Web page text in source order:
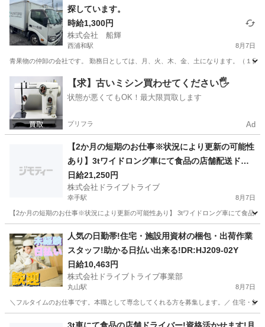
探しています。
時給1,300円
株式会社 船輝
西浦和駅 8月7日
青果物の仲卸の会社です。 勤務日としては、月、火、木、金、土になります。（１
埼玉 さいたま市 西浦和駅 ドライバー 社会福祉法人
【求】古いミシン買わせてください🖐️
状態が悪くてもOK！最大限買取します
プリフラ Ad
【2か月の短期のお仕事※状況により更新の可能性
あり】3tワイドロング車にて食品の店舗配送ドラ
イバー!週休2日!!経験活かせます!DR:HJ278-01Y
日給21,250円
株式会社ドライブトライブ
幸手駅 8月7日
【2か月の短期のお仕事※状況により更新の可能性あり】 3tワイドロング車にて食
幸手駅 ドライバー 短期
人気の日勤帯!住宅・施設用資材の梱包・出荷作業
スタッフ!助かる日払い出来る!DR:HJ209-02Y
日給10,463円
株式会社ドライブトライブ事業部
丸山駅 8月7日
＼フルタイムのお仕事です。本職として専念してくれる方を募集します。／ 住宅・
丸山駅 ドライバー スタッフ